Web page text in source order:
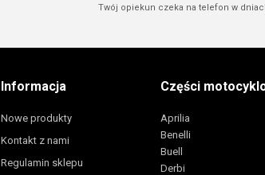
Twój opiekun czeka na telefon w
Informacja
Nowe produkty
Kontakt z nami
Regulamin sklepu
Części
Aprilia
Benelli
Buell
Derbi